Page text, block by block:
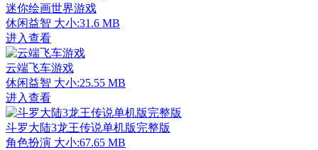
迷你绘画世界游戏
休闲益智 大小:31.6 MB
进入查看
云端飞车游戏
休闲益智 大小:25.55 MB
进入查看
斗罗大陆3龙王传说单机版完整版
角色扮演 大小:67.65 MB